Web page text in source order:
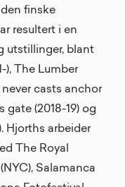
finske
resultert i en
utstillinger, blant
), The Lumber
never casts anchor
gate (2018-19) og
Hjorths arbeider
The Royal
Salamanca